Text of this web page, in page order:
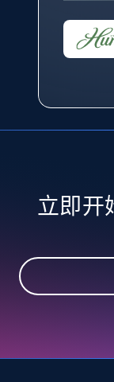
eBay -
URL,
2.5K+
eBay -
URL,
Seller
立即开